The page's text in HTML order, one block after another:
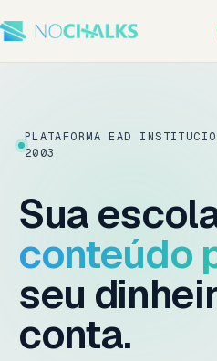
PLATAFORMA EAD
2003
Sua
conteúdo
seu
conta.